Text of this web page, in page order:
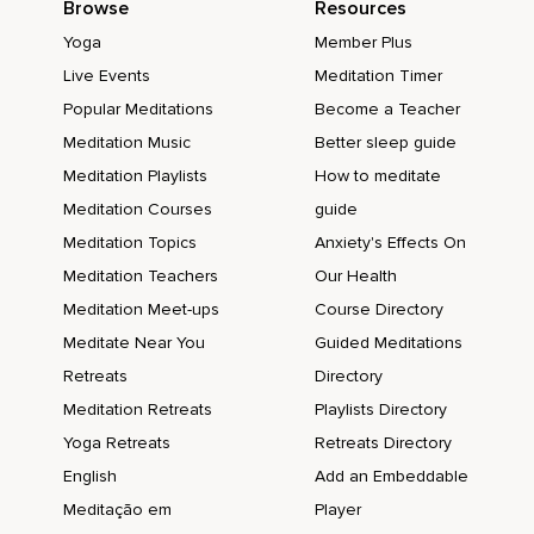
Por lo tanto,
No es sólo escuchar y olvidar.
No es para obtener respuestas,
La verdadera razón de estos podcasts es transmitir la idea
Todos tenemos nuestros propios procesos de
Tenemos nuestras propias inclinaciones.
Tenemos nuestras propias tendencias.
Tenemos una completa singularidad.
¿Qué puedes hacer con esta singularidad?
Crear una comprensión única.
Browse
Yoga
Live Events
Popular Meditations
Meditation Music
Meditation Playlists
Meditation Courses
Meditation Topics
Meditation Teachers
Meditation Meet-ups
Meditate Near You
Retreats
Meditation Retreats
Yoga Retreats
English
Meditação em
Resources
Member Plus
Meditation Timer
Become a Teacher
Better sleep guide
How to meditate
guide
Anxiety's Effects On
Our Health
Course Directory
Guided Meditations
Directory
Playlists Directory
Retreats Directory
Add an Embeddable
Player